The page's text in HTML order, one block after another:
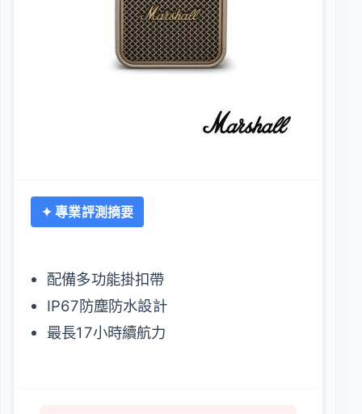
✦ 專業評測摘要
配備多功能掛扣帶
IP67防塵防水設計
最長17小時續航力